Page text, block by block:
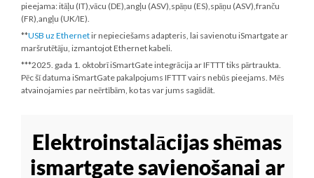
pieejama: itāļu (IT),vācu (DE),angļu (ASV),spāņu (ES),spāņu (ASV),franču
(FR),angļu (UK/IE).
**USB uz Ethernetir nepieciešams adapteris, lai savienotu iSmartgate ar
maršrutētāju, izmantojot Ethernet kabeli.
***2025. gada 1. oktobrīiSmartGate integrācija ar IFTTT tiks pārtraukta.
Pēc šī datuma iSmartGate pakalpojums IFTTT vairs nebūs pieejams. Mēs
atvainojamies par neērtībām, ko tas var jums sagādāt.
Elektroinstalācijas shēmas
ismartgate savienošanai ar